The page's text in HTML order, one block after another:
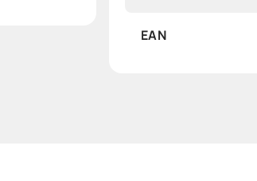
EAN